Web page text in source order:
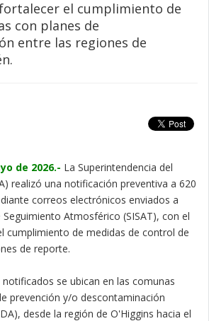
el cumplimiento de
con planes de
entre las regiones de
de 2026.- La Superintendencia del
realizó una notificación preventiva a 620
correos electrónicos enviados a
Atmosférico (SISAT), con el
cumplimiento de medidas de control de
de reporte.
se ubican en las comunas
prevención y/o descontaminación
desde la región de O'Higgins hacia el